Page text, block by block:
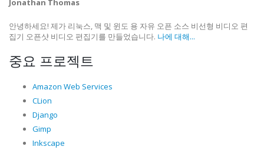
Jonathan Thomas
안녕하세요! 제가 리눅스, 맥 및 윈도 용 자유 오픈 소스 비선형 비디오 편
집기 오픈샷 비디오 편집기를 만들었습니다. 나에 대해...
중요 프로젝트
Amazon Web Services
CLion
Django
Gimp
Inkscape